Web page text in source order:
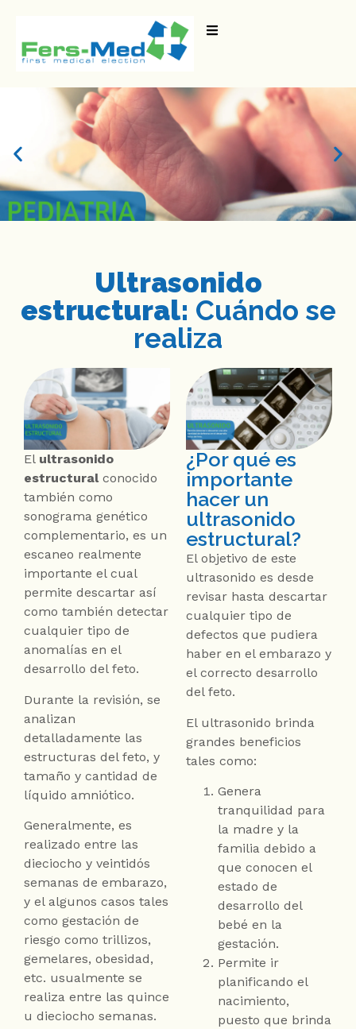
Ultrasonido
estructural: Cuándo se
realiza
El ultrasonido
estructuralconocido
también como
sonograma genético
complementario, es un
escaneo realmente
importante el cual
permite descartar así
como también detectar
cualquier tipo de
anomalías en el
desarrollo del feto.
Durante la revisión, se
analizan
detalladamente las
estructuras del feto, y
tamaño y cantidad de
líquido amniótico.
Generalmente, es
realizado entre las
dieciocho y veintidós
semanas de embarazo,
y el algunos casos tales
como gestación de
riesgo como trillizos,
gemelares, obesidad,
etc. usualmente se
realiza entre las quince
u dieciocho semanas.
¿Por qué es
importante
hacer un
ultrasonido
estructural?
El objetivo de este
ultrasonido es desde
revisar hasta descartar
cualquier tipo de
defectos que pudiera
haber en el embarazo y
el correcto desarrollo
del feto.
El ultrasonido brinda
grandes beneficios
tales como:
Genera
tranquilidad para
la madre y la
familia debido a
que conocen el
estado de
desarrollo del
bebé en la
gestación.
Permite ir
planificando el
nacimiento,
puesto que brinda